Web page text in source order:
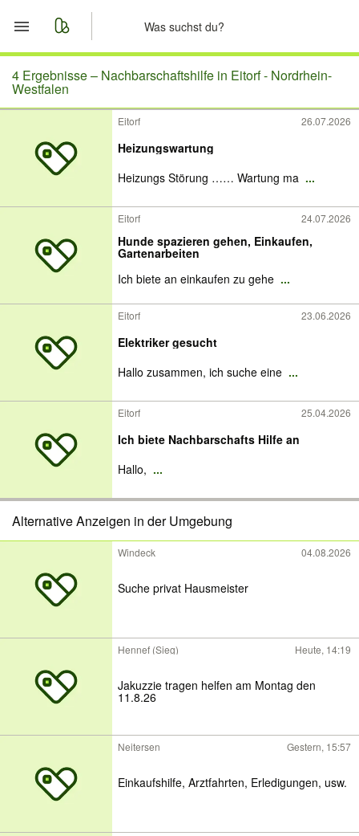
Start
Merkliste
Nachrichten
Anzeige aufgeben
4 Ergebnisse – Nachbarschaftshilfe in Eitorf - Nordrhein-
Westfalen
Eitorf 26.07.2026
Heizungswartung
Heizungs Störung …… Wartung ma ...
Eitorf 24.07.2026
Hunde spazieren gehen, Einkaufen,
Gartenarbeiten
Ich biete an einkaufen zu gehe ...
Eitorf 23.06.2026
Elektriker gesucht
Hallo zusammen, ich suche eine ...
Eitorf 25.04.2026
Ich biete Nachbarschafts Hilfe an
Hallo, ...
Alternative Anzeigen in der Umgebung
Windeck 04.08.2026
Suche privat Hausmeister
Hennef (Sieg) Heute, 14:19
Jakuzzie tragen helfen am Montag den
11.8.26
Neitersen Gestern, 15:57
Einkaufshilfe, Arztfahrten, Erledigungen, usw.